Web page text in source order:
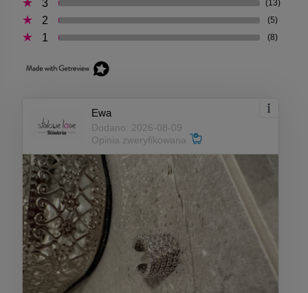
3 (13)
2 (5)
1 (8)
Ewa
Dodano: 2026-08-09
Opinia zweryfikowana